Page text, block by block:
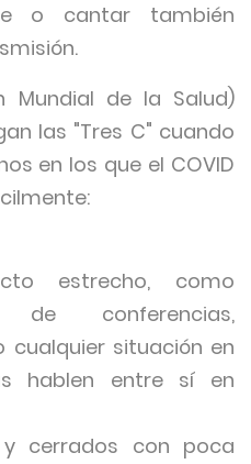
o cantar también
Mundial de la Salud)
las "Tres C" cuando
en los que el COVID
estrecho, como
de conferencias,
cualquier situación en
hablen entre sí en
y cerrados con poca